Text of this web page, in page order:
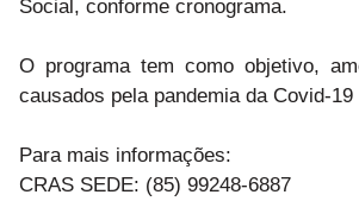
Social, conforme cronograma.
O programa tem como objetivo,
causados pela pandemia da Covid-19
Para mais informações:
CRAS SEDE: (85) 99248-6887